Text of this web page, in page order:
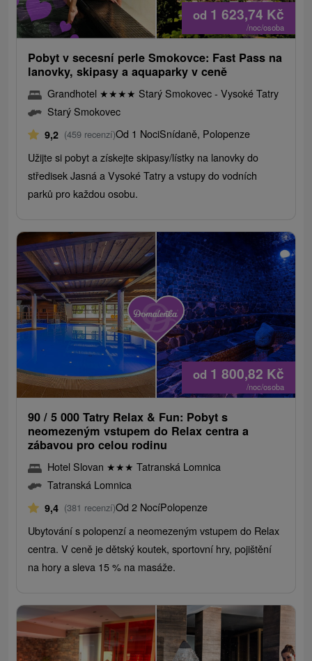
od 1 623,74 Kč
/noc/osoba
Pobyt v secesní perle Smokovce: Fast Pass na
lanovky, skipasy a aquaparky v ceně
Grandhotel ★★★★ Starý Smokovec - Vysoké Tatry
Starý Smokovec
9,2 (459 recenzí)Od 1 NociSnídaně, Polopenze
Užijte si pobyt a získejte skipasy/lístky na lanovky do
středisek Jasná a Vysoké Tatry a vstupy do vodních
parků pro každou osobu.
od 1 800,82 Kč
/noc/osoba
90 / 5 000 Tatry Relax & Fun: Pobyt s
neomezeným vstupem do Relax centra a
zábavou pro celou rodinu
Hotel Slovan ★★★ Tatranská Lomnica
Tatranská Lomnica
9,4 (381 recenzí)Od 2 NocíPolopenze
Ubytování s polopenzí a neomezeným vstupem do Relax
centra. V ceně je dětský koutek, sportovní hry, pojištění
na hory a sleva 15 % na masáže.